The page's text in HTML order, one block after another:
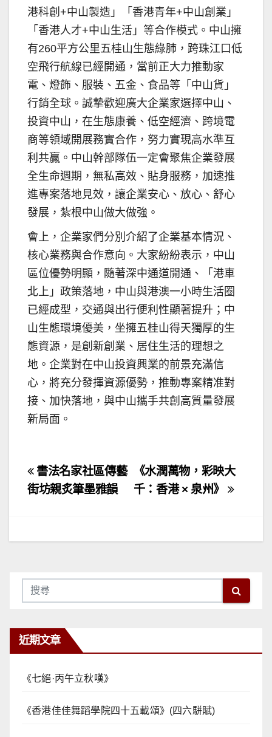
港科創+中山製造」「香港青年+中山創業」
「香港人才+中山生活」等合作模式。中山擁
有260平方公里五桂山生態綠肺，跨珠江口低
空飛行航線已經開通，當前正大力推動家
電、燈飾、服裝、五金、食品等「中山貨」
行銷全球。誠摯歡迎廣大企業家選擇中山、
投資中山，在生態康養、低空經濟、跨境電
商等領域開展務實合作，努力實現高水準互
利共贏。中山幹部隊伍一定會聚焦企業發展
全生命週期，無私高效、貼身服務，加速推
進專案落地見效，讓企業安心、放心、舒心
發展，紮根中山做大做強。
會上，企業家們分別介紹了企業基本情況、
核心業務與合作意向。大家紛紛表示，中山
區位優勢明顯，隨著深中通道開通、「港車
北上」政策落地，中山與港澳一小時生活圈
已經成型，交通與出行便利性顯著提升；中
山生態環境優美，坐擁五桂山得天獨厚的生
態資源，是創新創業、居住生活的理想之
地。企業對在中山投資興業的前景充滿信
心，將充分發揮資源優勢，推動專案精准對
接、加快落地，與中山攜手共創高質量發展
新局面。
文
章
覽
《水潤萬物，彩映大
千：香港 × 泉州》
書法名家社區傳藝
街坊親炙筆墨雅韻
近期文章
《七絕·丙午立秋嘆》
《香港佳佳舞蹈學院四十五載頌》(四六駢賦)